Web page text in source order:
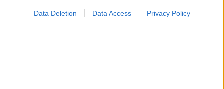
Data Deletion Data Access Privacy Policy